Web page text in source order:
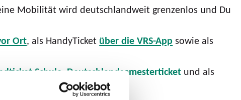
Mobilität wird deutschlandweit grenzenlos und Du
Ort, als HandyTicket über die VRS-Appsowie als
Schule, Deutschlandsemesterticket und als